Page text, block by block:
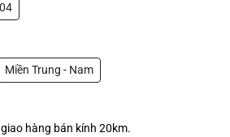
Miền Trung - Nam
hàng bán kính 20km.